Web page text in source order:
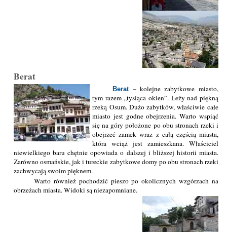
Berat
Berat– kolejne zabytkowe miasto,
tym razem „tysiąca okien”. Leży nad piękną
rzeką Osum. Dużo zabytków, właściwie całe
miasto jest godne obejrzenia. Warto wspiąć
się na góry położone po obu stronach rzeki i
obejrzeć zamek wraz z całą częścią miasta,
która wciąż jest zamieszkana. Właściciel
niewielkiego baru chętnie opowiada o dalszej i bliższej historii miasta.
Zarówno osmańskie, jak i tureckie zabytkowe domy po obu stronach rzeki
zachwycają swoim pięknem.
Warto również pochodzić pieszo po okolicznych wzgórzach na
obrzeżach miasta. Widoki są niezapomniane.